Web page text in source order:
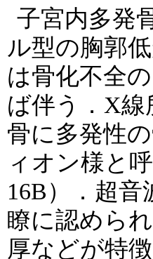
子宮内多発
ル型の胸郭
は骨化不全
ば伴う．X線
骨に多発性
ィオン様と
16B）．超
瞭に認めら
厚などが特